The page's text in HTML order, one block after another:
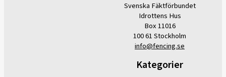
Svenska Fäktförbundet
Idrottens Hus
Box 11016
100 61 Stockholm
info@fencing.se
Kategorier